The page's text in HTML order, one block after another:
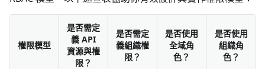
權限模型
是否需定
義 API
資源與權
限？
是否需定
義組織權
限？
是否使用
全域角
色？
是否使用
組織角
色？